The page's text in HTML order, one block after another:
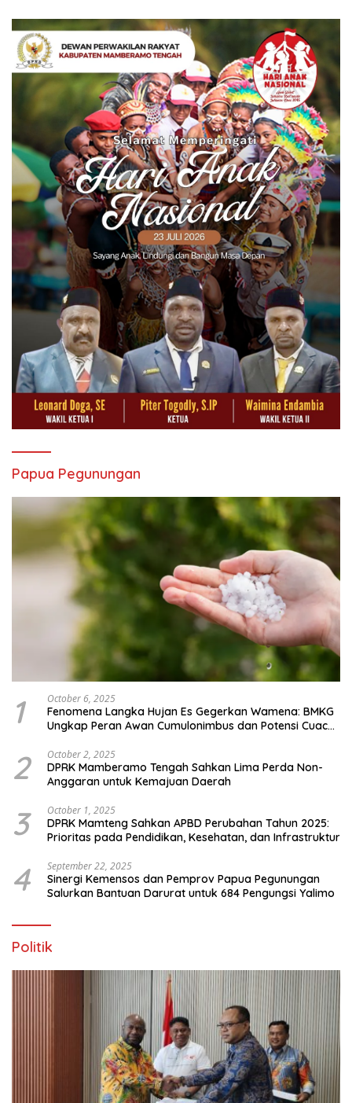
Papua Pegunungan
1 October 6, 2025
Fenomena Langka Hujan Es Gegerkan Wamena: BMKG
Ungkap Peran Awan Cumulonimbus dan Potensi Cuaca
2 October 2, 2025
DPRK Mamberamo Tengah Sahkan Lima Perda Non-
Anggaran untuk Kemajuan Daerah
3 October 1, 2025
DPRK Mamteng Sahkan APBD Perubahan Tahun 2025:
Prioritas pada Pendidikan, Kesehatan, dan Infrastruktur
4 September 22, 2025
Sinergi Kemensos dan Pemprov Papua Pegunungan
Salurkan Bantuan Darurat untuk 684 Pengungsi Yalimo
Politik